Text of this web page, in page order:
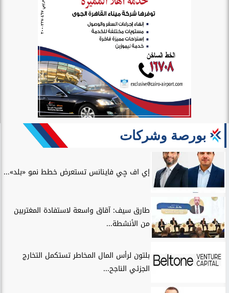
بورصة وشركات
إي اف چي فاينانس تستعرض خطط نمو «بلد»...
طارق سيف: آقاق واسعة لاستفادة المغتربين
من الأنشطة...
بلتون لرأس المال المخاطر تستكمل التخارج
الجزئي الناجح...